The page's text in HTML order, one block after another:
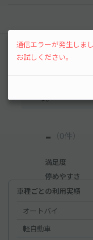
レビュー
まだレビューが
ために、利用
う。
- （0件）
満足度
停めやすさ
車種ごとの利用実績
オートバイ
軽自動車
通信エラーが発生しま
お試しください。